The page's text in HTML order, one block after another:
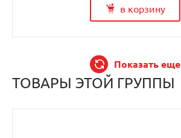
в корзину
Показать еще
ТОВАРЫ ЭТОЙ ГРУППЫ